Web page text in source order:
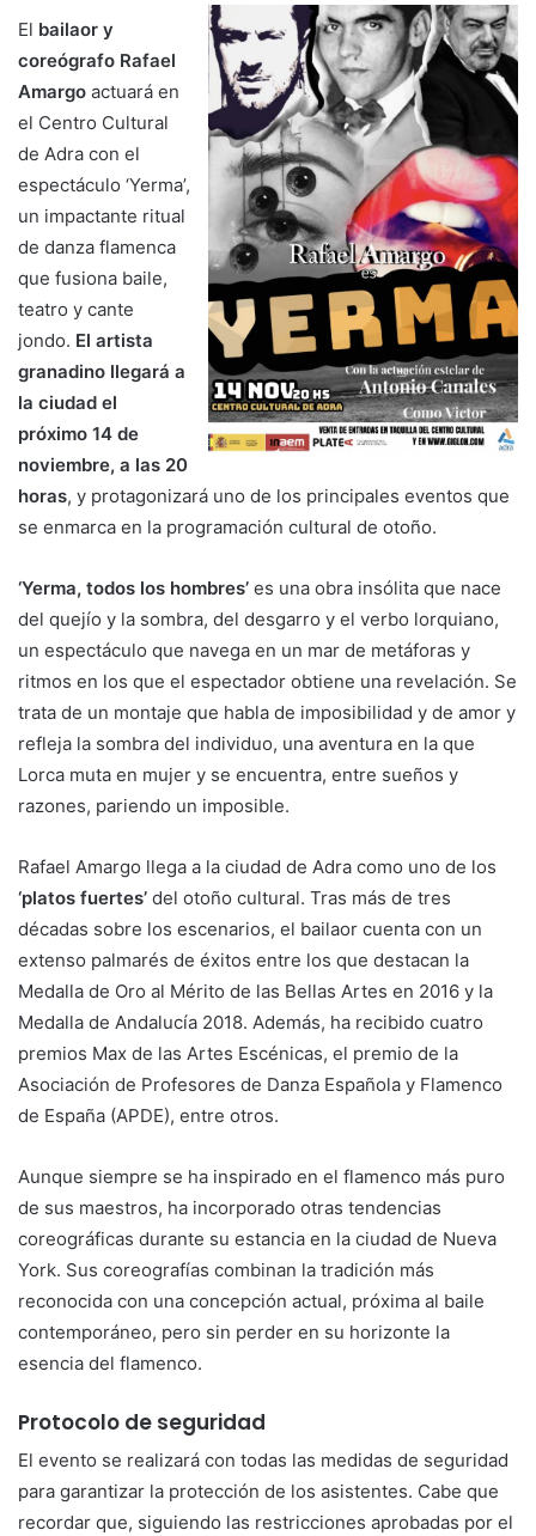
El bailaor y
coreógrafo Rafael
Amargo actuará en
el Centro Cultural
de Adra con el
espectáculo ‘Yerma’,
un impactante ritual
de danza flamenca
que fusiona baile,
teatro y cante
jondo. El artista
granadino llegará a
la ciudad el
próximo 14 de
noviembre, a las 20
horas, y protagonizará uno de los principales eventos que
se enmarca en la programación cultural de otoño.
‘Yerma, todos los hombres’ es una obra insólita que nace
del quejío y la sombra, del desgarro y el verbo lorquiano,
un espectáculo que navega en un mar de metáforas y
ritmos en los que el espectador obtiene una revelación. Se
trata de un montaje que habla de imposibilidad y de amor y
refleja la sombra del individuo, una aventura en la que
Lorca muta en mujer y se encuentra, entre sueños y
razones, pariendo un imposible.
Rafael Amargo llega a la ciudad de Adra como uno de los
‘platos fuertes’ del otoño cultural. Tras más de tres
décadas sobre los escenarios, el bailaor cuenta con un
extenso palmarés de éxitos entre los que destacan la
Medalla de Oro al Mérito de las Bellas Artes en 2016 y la
Medalla de Andalucía 2018. Además, ha recibido cuatro
premios Max de las Artes Escénicas, el premio de la
Asociación de Profesores de Danza Española y Flamenco
de España (APDE), entre otros.
Aunque siempre se ha inspirado en el flamenco más puro
de sus maestros, ha incorporado otras tendencias
coreográficas durante su estancia en la ciudad de Nueva
York. Sus coreografías combinan la tradición más
reconocida con una concepción actual, próxima al baile
contemporáneo, pero sin perder en su horizonte la
esencia del flamenco.
Protocolo de seguridad
El evento se realizará con todas las medidas de seguridad
para garantizar la protección de los asistentes. Cabe que
recordar que, siguiendo las restricciones aprobadas por el